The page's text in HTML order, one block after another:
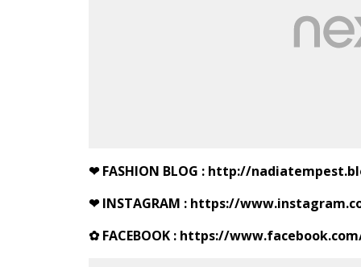
❤ FASHION BLOG : http://
❤INSTAGRAM :https://
✿ FACEBOOK : https://